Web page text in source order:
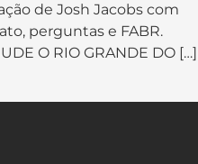
de Josh Jacobs com
perguntas e FABR.
O RIO GRANDE DO […]